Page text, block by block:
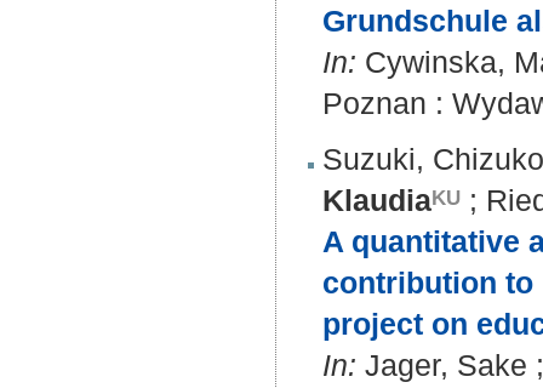
Grundschule
In: Cywinska,
Poznan :
Suzuki, Chizuko
Klaudia
;
A quantitative
contribution to
project on
In: Jager, Sake